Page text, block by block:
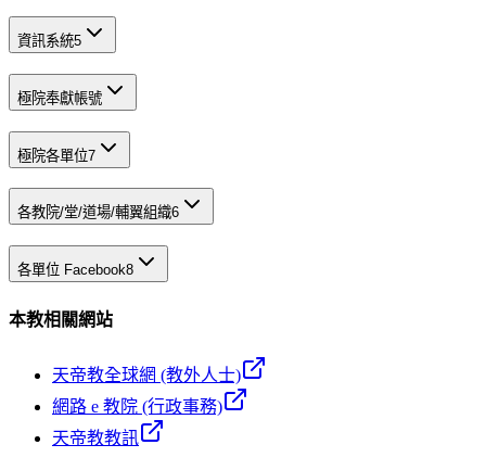
資訊系統5
極院奉獻帳號
極院各單位7
各教院/堂/道場/輔翼組織6
各單位 Facebook8
本教相關網站
天帝教全球網 (教外人士)
網路 e 教院 (行政事務)
天帝教教訊